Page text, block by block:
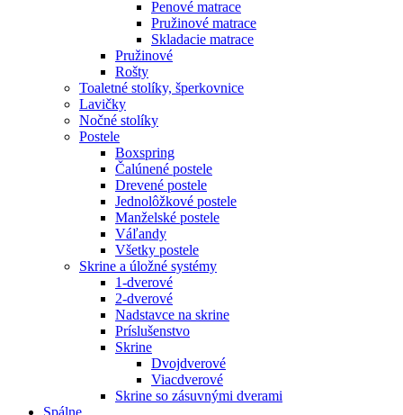
Penové matrace
Pružinové matrace
Skladacie matrace
Pružinové
Rošty
Toaletné stolíky, šperkovnice
Lavičky
Nočné stolíky
Postele
Boxspring
Čalúnené postele
Drevené postele
Jednolôžkové postele
Manželské postele
Váľandy
Všetky postele
Skrine a úložné systémy
1-dverové
2-dverové
Nadstavce na skrine
Príslušenstvo
Skrine
Dvojdverové
Viacdverové
Skrine so zásuvnými dverami